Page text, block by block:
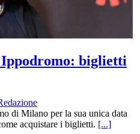
biglietti
di Milano per la sua unica data
acquistare i biglietti. [...]